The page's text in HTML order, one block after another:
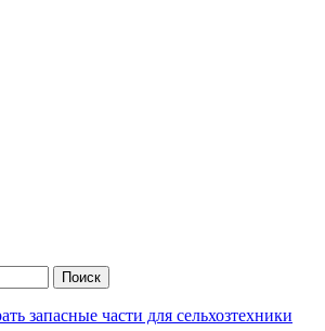
запасные части для сельхозтехники